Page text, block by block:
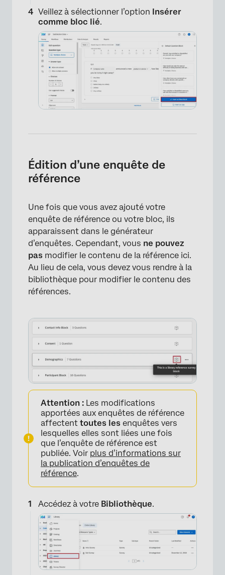
×
Veillez à sélectionner l’option Insérer
comme bloc lié.
Édition d’une enquête de
référence
Une fois que vous avez ajouté votre
enquête de référence ou votre bloc, ils
apparaissent dans le générateur
d’enquêtes. Cependant, vous ne pouvez
pas modifier le contenu de la référence ici.
Au lieu de cela, vous devez vous rendre à la
bibliothèque pour modifier le contenu des
références.
Attention : Les modifications
apportées aux enquêtes de référence
affectent toutes les enquêtes vers
lesquelles elles sont liées une fois
que l’enquête de référence est
publiée. Voir plus d’informations sur
la publication d’enquêtes de
référence.
Accédez à votre Bibliothèque.